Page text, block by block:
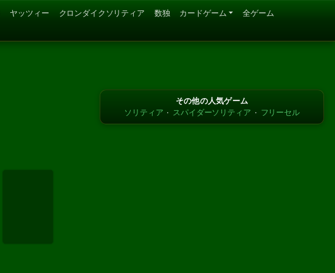
ヤッツィー クロンダイクソリティア 数独 カードゲーム
全ゲーム
その他の人気ゲーム
ソリティア · スパイダーソリティア · フリーセル